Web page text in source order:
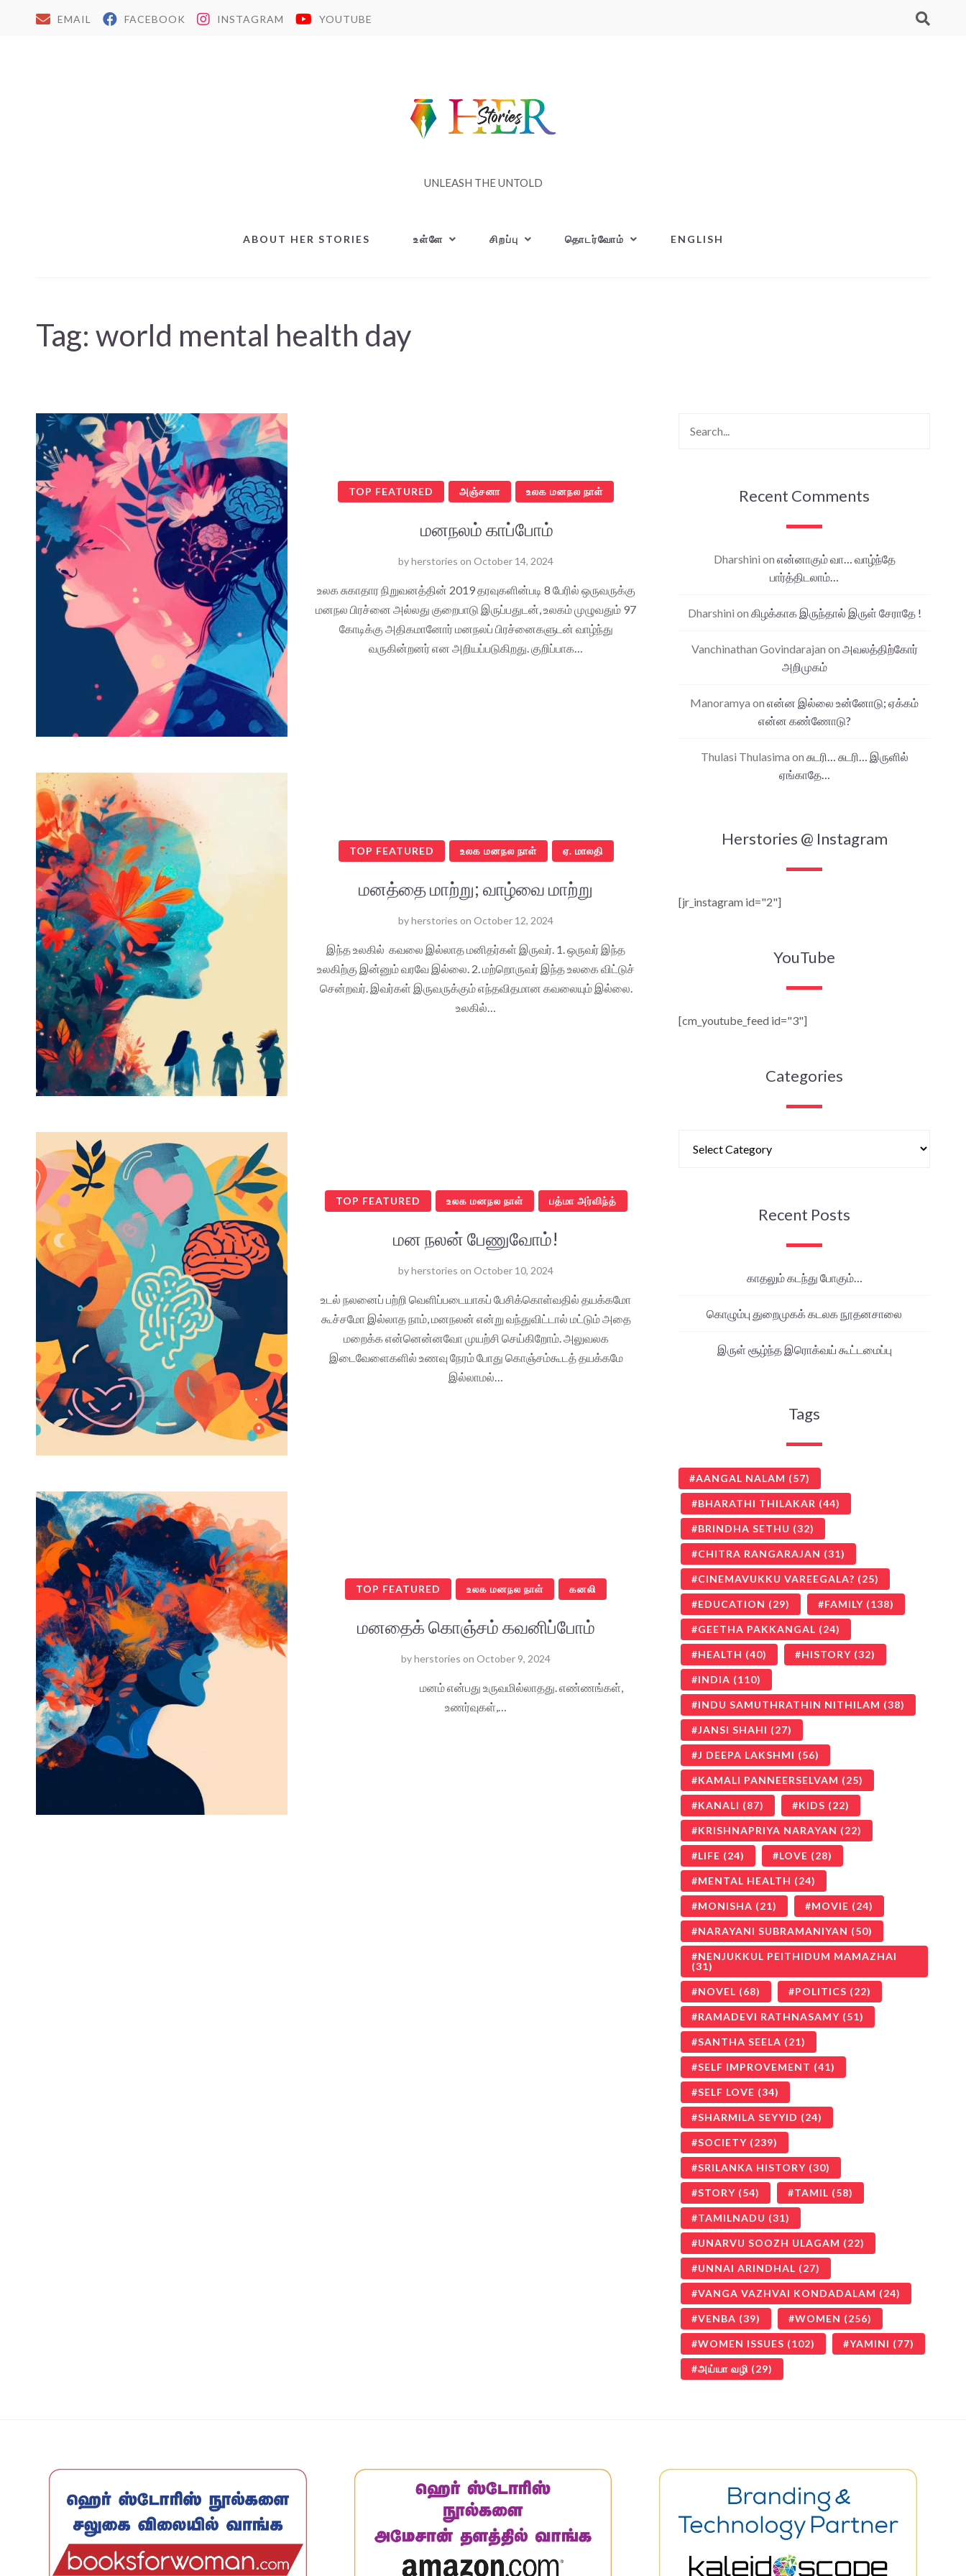
EMAIL FACEBOOK INSTAGRAM YOUTUBE
UNLEASH THE UNTOLD
ABOUT HER STORIES உள்ளே சிறப்பு தொடர்வோம் ENGLISH
Tag: world mental health day
TOP FEATURED அஞ்சனா உலக மனநல நாள்
மனநலம் காப்போம்
byherstories on October 14, 2024
உலக சுகாதார நிறுவனத்தின் 2019 தரவுகளின்படி 8 பேரில் ஒருவருக்கு
மனநல பிரச்னை அல்லது குறைபாடு இருப்பதுடன், உலகம் முழுவதும் 97
கோடிக்கு அதிகமானோர் மனநலப் பிரச்னைகளுடன் வாழ்ந்து
வருகின்றனர் என அறியப்படுகிறது. குறிப்பாக…
TOP FEATURED உலக மனநல நாள் ஏ. மாலதி
மனத்தை மாற்று; வாழ்வை மாற்று
byherstories on October 12, 2024
இந்த உலகில் கவலை இல்லாத மனிதர்கள் இருவர். 1. ஒருவர் இந்த
உலகிற்கு இன்னும் வரவே இல்லை. 2. மற்றொருவர் இந்த உலகை விட்டுச்
சென்றவர். இவர்கள் இருவருக்கும் எந்தவிதமான கவலையும் இல்லை.
உலகில்…
TOP FEATURED உலக மனநல நாள் பத்மா அர்விந்த்
மன நலன் பேணுவோம்!
byherstories on October 10, 2024
உடல் நலனைப் பற்றி வெளிப்படையாகப் பேசிக்கொள்வதில் தயக்கமோ
கூச்சமோ இல்லாத நாம், மனநலன் என்று வந்துவிட்டால் மட்டும் அதை
மறைக்க என்னென்னவோ முயற்சி செய்கிறோம். அலுவலக
இடைவேளைகளில் உணவு நேரம் போது கொஞ்சம்கூடத் தயக்கமே
இல்லாமல்…
TOP FEATURED உலக மனநல நாள் கனலி
மனதைக் கொஞ்சம் கவனிப்போம்
byherstories on October 9, 2024
மனம் என்பது உருவமில்லாதது. எண்ணங்கள்,
உணர்வுகள்,…
Recent Comments
Dharshini on என்னாகும் வா… வாழ்ந்தே
பார்த்திடலாம்…
Dharshini on கிழக்காக இருந்தால் இருள் சேராதே !
Vanchinathan Govindarajan on அவலத்திற்கோர்
அறிமுகம்
Manoramya on என்ன இல்லை உன்னோடு; ஏக்கம்
என்ன கண்ணோடு?
Thulasi Thulasima on சுடரி… சுடரி… இருளில்
ஏங்காதே…
Herstories @ Instagram
[jr_instagram id="2"]
YouTube
[cm_youtube_feed id="3"]
Categories
Recent Posts
காதலும் கடந்து போகும்…
கொழும்பு துறைமுகக் கடலக நூதனசாலை
இருள் சூழ்ந்த இரொக்வய் கூட்டமைப்பு
Tags
AANGAL NALAM (57)
BHARATHI THILAKAR (44)
BRINDHA SETHU (32)
CHITRA RANGARAJAN (31)
CINEMAVUKKU VAREEGALA? (25)
EDUCATION (29) FAMILY (138)
GEETHA PAKKANGAL (24)
HEALTH (40) HISTORY (32)
INDIA (110)
INDU SAMUTHRATHIN NITHILAM (38)
JANSI SHAHI (27)
J DEEPA LAKSHMI (56)
KAMALI PANNEERSELVAM (25)
KANALI (87) KIDS (22)
KRISHNAPRIYA NARAYAN (22)
LIFE (24) LOVE (28)
MENTAL HEALTH (24)
MONISHA (21) MOVIE (24)
NARAYANI SUBRAMANIYAN (50)
NENJUKKUL PEITHIDUM MAMAZHAI
(31)
NOVEL (68) POLITICS (22)
RAMADEVI RATHNASAMY (51)
SANTHA SEELA (21)
SELF IMPROVEMENT (41)
SELF LOVE (34)
SHARMILA SEYYID (24)
SOCIETY (239)
SRILANKA HISTORY (30)
STORY (54) TAMIL (58)
TAMILNADU (31)
UNARVU SOOZH ULAGAM (22)
UNNAI ARINDHAL (27)
VANGA VAZHVAI KONDADALAM (24)
VENBA (39) WOMEN (256)
WOMEN ISSUES (102) YAMINI (77)
அய்யா வழி (29)